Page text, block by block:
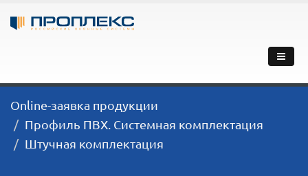
Online-заявка продукции
Профиль ПВХ. Системная комплектация
Штучная комплектация